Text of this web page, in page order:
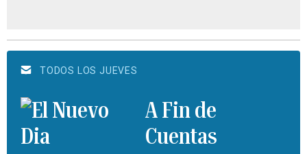
TODOS LOS JUEVES
A Fin de
Cuentas